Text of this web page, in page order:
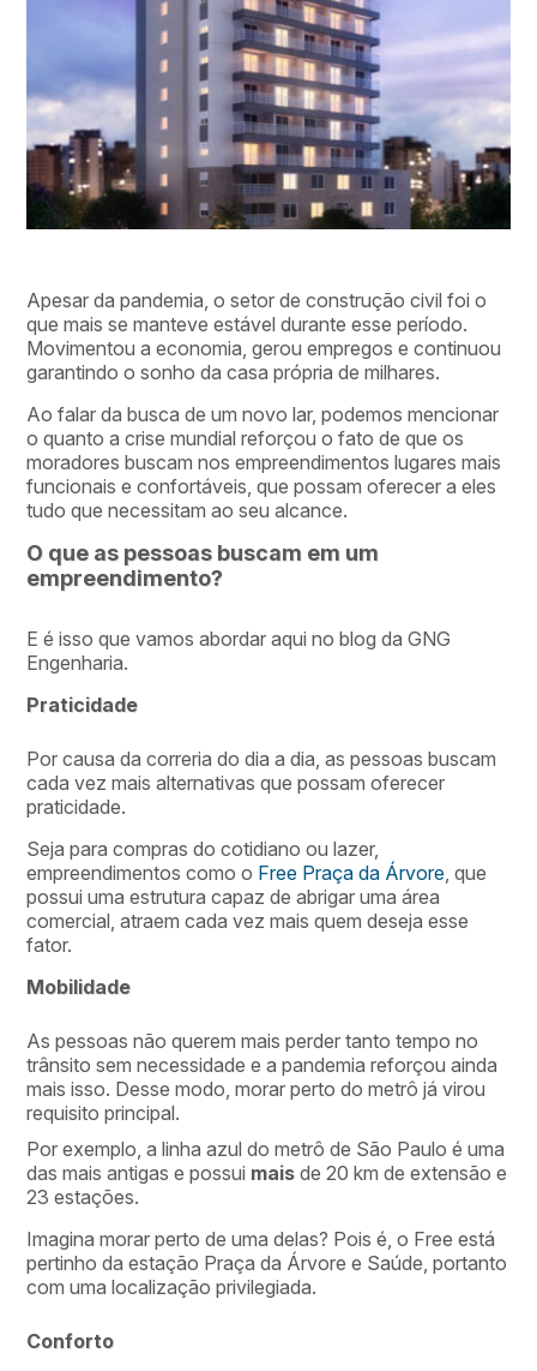
Apesar da pandemia, o setor de construção civil foi o
que mais se manteve estável durante esse período.
Movimentou a economia, gerou empregos e continuou
garantindo o sonho da casa própria de milhares.
Ao falar da busca de um novo lar, podemos mencionar
o quanto a crise mundial reforçou o fato de que os
moradores buscam nos empreendimentos lugares mais
funcionais e confortáveis, que possam oferecer a eles
tudo que necessitam ao seu alcance.
O que as pessoas buscam em um
empreendimento?
E é isso que vamos abordar aqui no blog da GNG
Engenharia.
Praticidade
Por causa da correria do dia a dia, as pessoas buscam
cada vez mais alternativas que possam oferecer
praticidade.
Seja para compras do cotidiano ou lazer,
empreendimentos como o Free Praça da Árvore, que
possui uma estrutura capaz de abrigar uma área
comercial, atraem cada vez mais quem deseja esse
fator.
Mobilidade
As pessoas não querem mais perder tanto tempo no
trânsito sem necessidade e a pandemia reforçou ainda
mais isso. Desse modo, morar perto do metrô já virou
requisito principal.
Por exemplo, a linha azul do metrô de São Paulo é uma
das mais antigas e possui mais de 20 km de extensão e
23 estações.
Imagina morar perto de uma delas? Pois é, o Free está
pertinho da estação Praça da Árvore e Saúde, portanto
com uma localização privilegiada.
Conforto